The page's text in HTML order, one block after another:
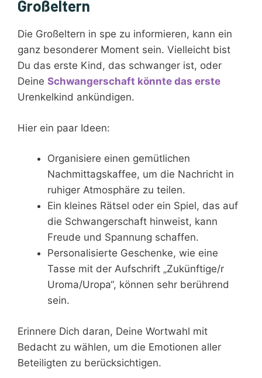
Großeltern
Die Großeltern in spe zu informieren, kann ein
ganz besonderer Moment sein. Vielleicht bist
Du das erste Kind, das schwanger ist, oder
Deine Schwangerschaft könnte das erste
Urenkelkind ankündigen.
Hier ein paar Ideen:
Organisiere einen gemütlichen
Nachmittagskaffee, um die Nachricht in
ruhiger Atmosphäre zu teilen.
Ein kleines Rätsel oder ein Spiel, das auf
die Schwangerschaft hinweist, kann
Freude und Spannung schaffen.
Personalisierte Geschenke, wie eine
Tasse mit der Aufschrift „Zukünftige/r
Uroma/Uropa“, können sehr berührend
sein.
Erinnere Dich daran, Deine Wortwahl mit
Bedacht zu wählen, um die Emotionen aller
Beteiligten zu berücksichtigen.